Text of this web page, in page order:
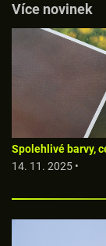
Více novinek
Spolehlivé barvy,
14. 11. 2025 •